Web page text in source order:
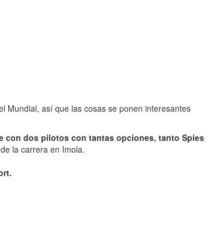
Mundial, así que las cosas se ponen interesantes
con dos pilotos con tantas opciones, tanto Spies
la carrera en Imola.